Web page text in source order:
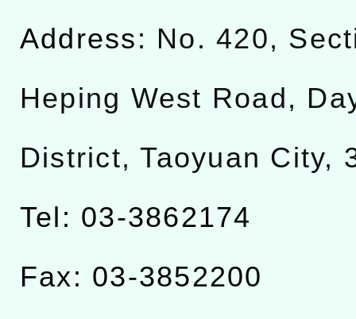
Address: No. 420,
Heping West Road,
District, Taoyuan City,
Tel: 03-3862174
Fax: 03-3852200